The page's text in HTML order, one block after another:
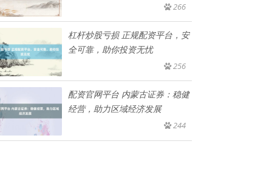
266
杠杆炒股亏损 正规配资平台，安
全可靠，助你投资无忧
256
配资官网平台 内蒙古证券：稳健
经营，助力区域经济发展
244